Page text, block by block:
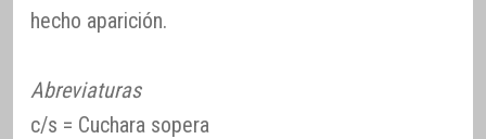
hecho aparición.
Abreviaturas
c/s = Cuchara sopera